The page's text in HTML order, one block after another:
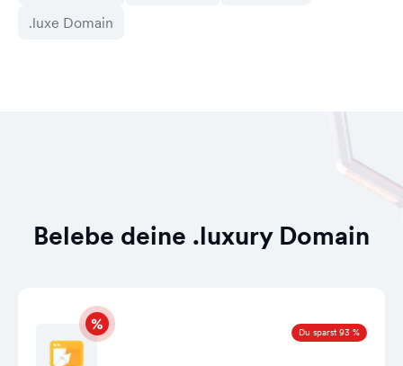
.luxe Domain
Belebe deine .luxury Domain
Du sparst 93 %